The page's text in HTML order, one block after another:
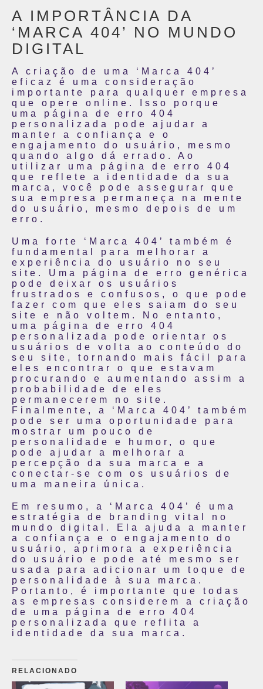
A IMPORTÂNCIA DA
‘MARCA 404’ NO MUNDO
DIGITAL
A criação de uma ‘Marca 404’
eficaz é uma consideração
importante para qualquer empresa
que opere online. Isso porque
uma página de erro 404
personalizada pode ajudar a
manter a confiança e o
engajamento do usuário, mesmo
quando algo dá errado. Ao
utilizar uma página de erro 404
que reflete a identidade da sua
marca, você pode assegurar que
sua empresa permaneça na mente
do usuário, mesmo depois de um
erro.
Uma forte ‘Marca 404’ também é
fundamental para melhorar a
experiência do usuário no seu
site. Uma página de erro genérica
pode deixar os usuários
frustrados e confusos, o que pode
fazer com que eles saiam do seu
site e não voltem. No entanto,
uma página de erro 404
personalizada pode orientar os
usuários de volta ao conteúdo do
seu site, tornando mais fácil para
eles encontrar o que estavam
procurando e aumentando assim a
probabilidade de eles
permanecerem no site.
Finalmente, a ‘Marca 404’ também
pode ser uma oportunidade para
mostrar um pouco de
personalidade e humor, o que
pode ajudar a melhorar a
percepção da sua marca e a
conectar-se com os usuários de
uma maneira única.
Em resumo, a ‘Marca 404’ é uma
estratégia de branding vital no
mundo digital. Ela ajuda a manter
a confiança e o engajamento do
usuário, aprimora a experiência
do usuário e pode até mesmo ser
usada para adicionar um toque de
personalidade à sua marca.
Portanto, é importante que todas
as empresas considerem a criação
de uma página de erro 404
personalizada que reflita a
identidade da sua marca.
RELACIONADO